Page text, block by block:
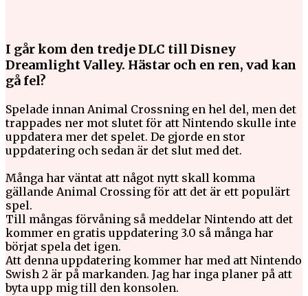
I går kom den tredje DLC till Disney
Dreamlight Valley. Hästar och en ren, vad kan
gå fel?
Spelade innan Animal Crossning en hel del, men det
trappades ner mot slutet för att Nintendo skulle inte
uppdatera mer det spelet. De gjorde en stor
uppdatering och sedan är det slut med det.
Många har väntat att något nytt skall komma
gällande Animal Crossing för att det är ett populärt
spel.
Till mångas förvåning så meddelar Nintendo att det
kommer en gratis uppdatering 3.0 så många har
börjat spela det igen.
Att denna uppdatering kommer har med att Nintendo
Swish 2 är på markanden. Jag har inga planer på att
byta upp mig till den konsolen.